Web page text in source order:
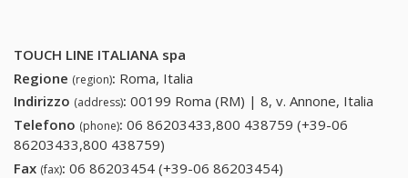
TOUCH LINE ITALIANA spa
Regione (region): Roma, Italia
Indirizzo (address): 00199 Roma (RM) | 8, v. Annone, Italia
Telefono (phone): 06 86203433,800 438759 (+39-06
86203433,800 438759)
86203433,800 438759)
Fax (fax): 06 86203454 (+39-06 86203454)